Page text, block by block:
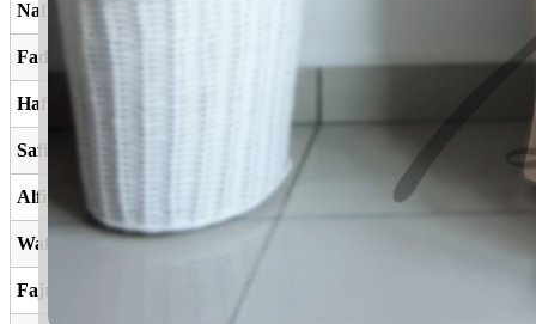
Nafiyah
Fadiyah
Hafziyah
Safiyyah Yang bersih dan jujur
Alfiyah Keturunan yang baik
Wafiyyah Merpati, menepati, sempurna, lengkap
Fajriyah